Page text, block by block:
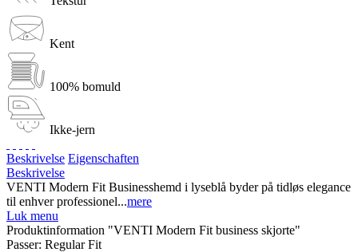
Kent
100% bomuld
Ikke-jern
Beskrivelse Eigenschaften
Beskrivelse
VENTI Modern Fit Businesshemd i lyseblå byder på tidløs elegance
til enhver professionel...mere
Luk menu
Produktinformation "VENTI Modern Fit business skjorte"
Passer: Regular Fit